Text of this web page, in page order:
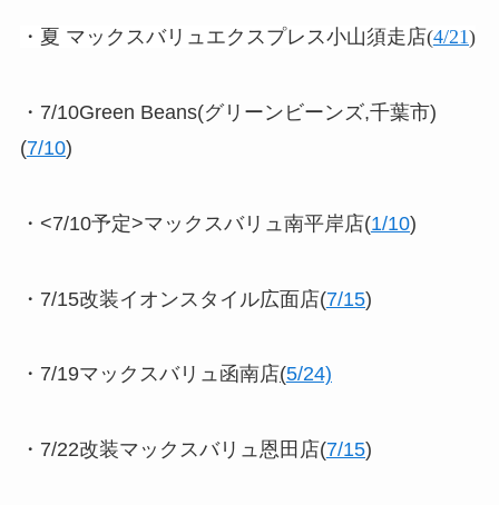
・夏 マックスバリュエクスプレス小山須走店(4/21)
・7/10Green Beans(グリーンビーンズ,千葉市)
(7/10)
・<7/10予定>マックスバリュ南平岸店(1/10)
・7/15改装イオンスタイル広面店(7/15)
・7/19マックスバリュ函南店(5/24)
・7/22改装マックスバリュ恩田店(7/15)